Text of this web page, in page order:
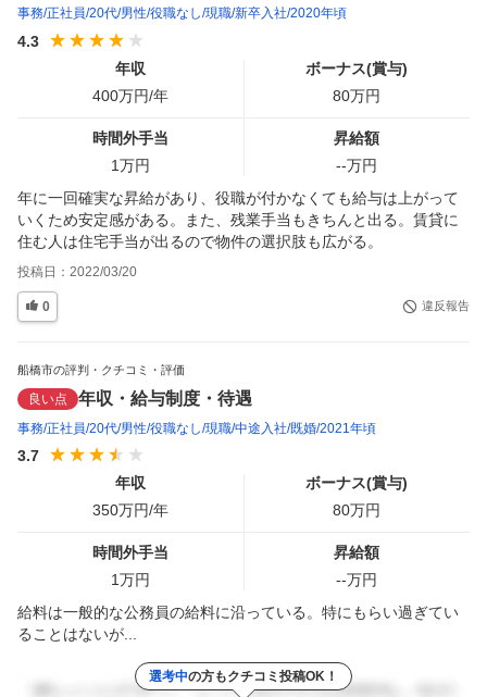
事務 正社員 20代 男性 役職なし 現職 新卒入社 2020年頃
4.3
年収
400万円/年
ボーナス(賞与)
80万円
時間外手当
1万円
昇給額
--万円
年に一回確実な昇給があり、役職が付かなくても給与は上がって
いくため安定感がある。また、残業手当もきちんと出る。賃貸に
住む人は住宅手当が出るので物件の選択肢も広がる。
投稿日： 2022/03/20
0 違反報告
船橋市の評判・クチコミ・評価
良い点 年収・給与制度・待遇
事務 正社員 20代 男性 役職なし 現職 中途入社 既婚 2021年頃
3.7
年収
350万円/年
ボーナス(賞与)
80万円
時間外手当
1万円
昇給額
--万円
給料は一般的な公務員の給料に沿っている。特にもらい過ぎてい
ることはないが...
選考中の方もクチコミ投稿OK！